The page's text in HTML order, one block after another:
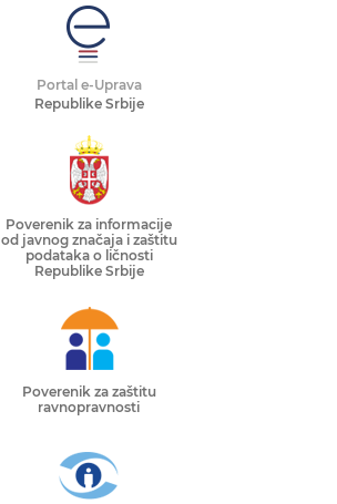
Portal e-Uprava
Republike Srbije
Poverenik za informacije
od javnog značaja i zaštitu
podataka o ličnosti
Republike Srbije
Poverenik za zaštitu
ravnopravnosti